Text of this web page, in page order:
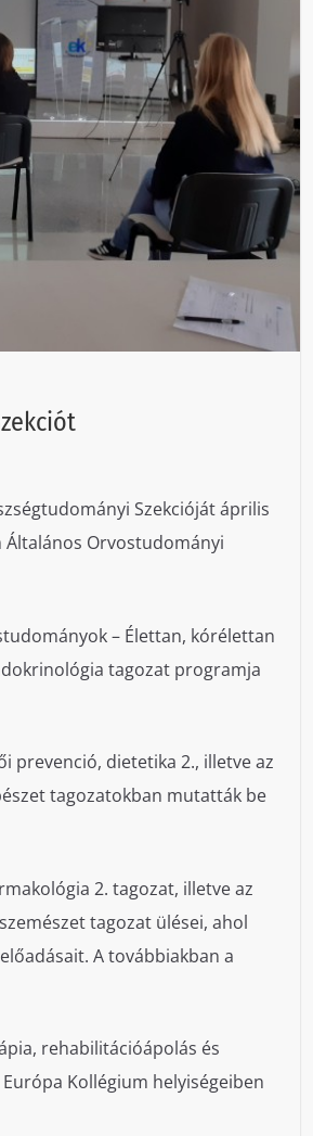
Szekcióját április
Általános Orvostudományi
– Élettan, kórélettan
tagozat programja
prevenció, dietetika 2., illetve az
tagozatokban mutatták be
2. tagozat, illetve az
tagozat ülései, ahol
A továbbiakban a
rehabilitációápolás és
Kollégium helyiségeiben